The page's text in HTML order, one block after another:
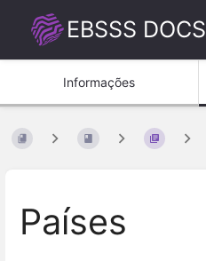
EBSSS DOCS
Informações
Países